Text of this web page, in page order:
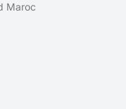
Maroc